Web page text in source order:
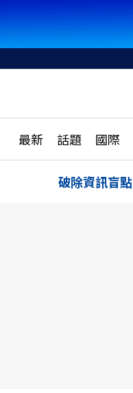
最新 話題 國際
活動
話題
破除資訊盲點